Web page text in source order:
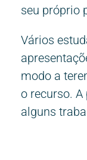
seu próprio
Vários
modo a
o recurso.
alguns